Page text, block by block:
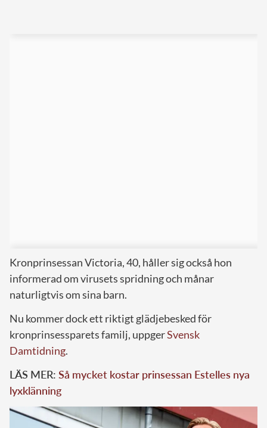
Kronprinsessan Victoria, 40, håller sig också hon
informerad om virusets spridning och månar
naturligtvis om sina barn.
Nu kommer dock ett riktigt glädjebesked för
kronprinsessparets familj, uppgerSvensk
Damtidning.
LÄS MER: Så mycket kostar prinsessan Estelles nya
lyxklänning